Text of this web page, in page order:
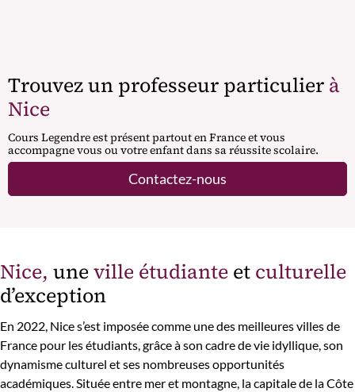
Trouvez un professeur particulier à
Nice
Cours Legendre est présent partout en France et vous
accompagne vous ou votre enfant dans sa réussite scolaire.
Contactez-nous
Nice, une ville étudiante et culturelle
d’exception
En 2022, Nice s’est imposée comme une des meilleures villes de
France pour les étudiants, grâce à son cadre de vie idyllique, son
dynamisme culturel et ses nombreuses opportunités
académiques. Située entre mer et montagne, la capitale de la Côte